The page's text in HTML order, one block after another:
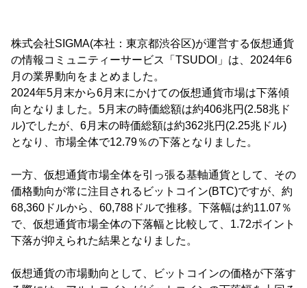
株式会社SIGMA(本社：東京都渋谷区)が運営する仮想通貨
の情報コミュニティーサービス「TSUDOI」は、2024年6
月の業界動向をまとめました。
2024年5月末から6月末にかけての仮想通貨市場は下落傾
向となりました。5月末の時価総額は約406兆円(2.58兆ド
ル)でしたが、6月末の時価総額は約362兆円(2.25兆ドル)
となり、市場全体で12.79％の下落となりました。
一方、仮想通貨市場全体を引っ張る基軸通貨として、その
価格動向が常に注目されるビットコイン(BTC)ですが、約
68,360ドルから、60,788ドルで推移。下落幅は約11.07％
で、仮想通貨市場全体の下落幅と比較して、1.72ポイント
下落が抑えられた結果となりました。
仮想通貨の市場動向として、ビットコインの価格が下落す